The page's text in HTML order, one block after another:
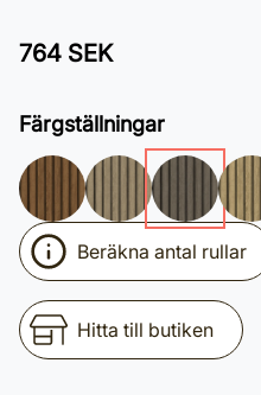
764 SEK
Färgställningar
Beräkna antal rullar
Hitta till butiken